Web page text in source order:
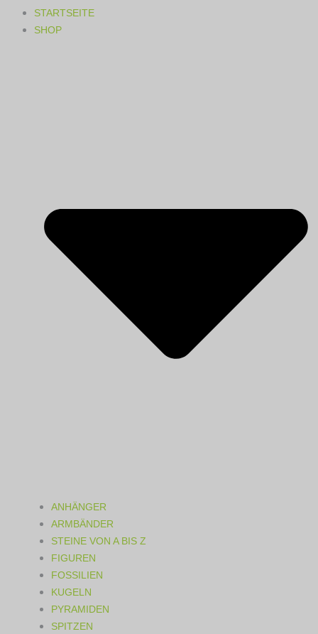
STARTSEITE
SHOP
ANHÄNGER
ARMBÄNDER
STEINE VON A BIS Z
FIGUREN
FOSSILIEN
KUGELN
PYRAMIDEN
SPITZEN